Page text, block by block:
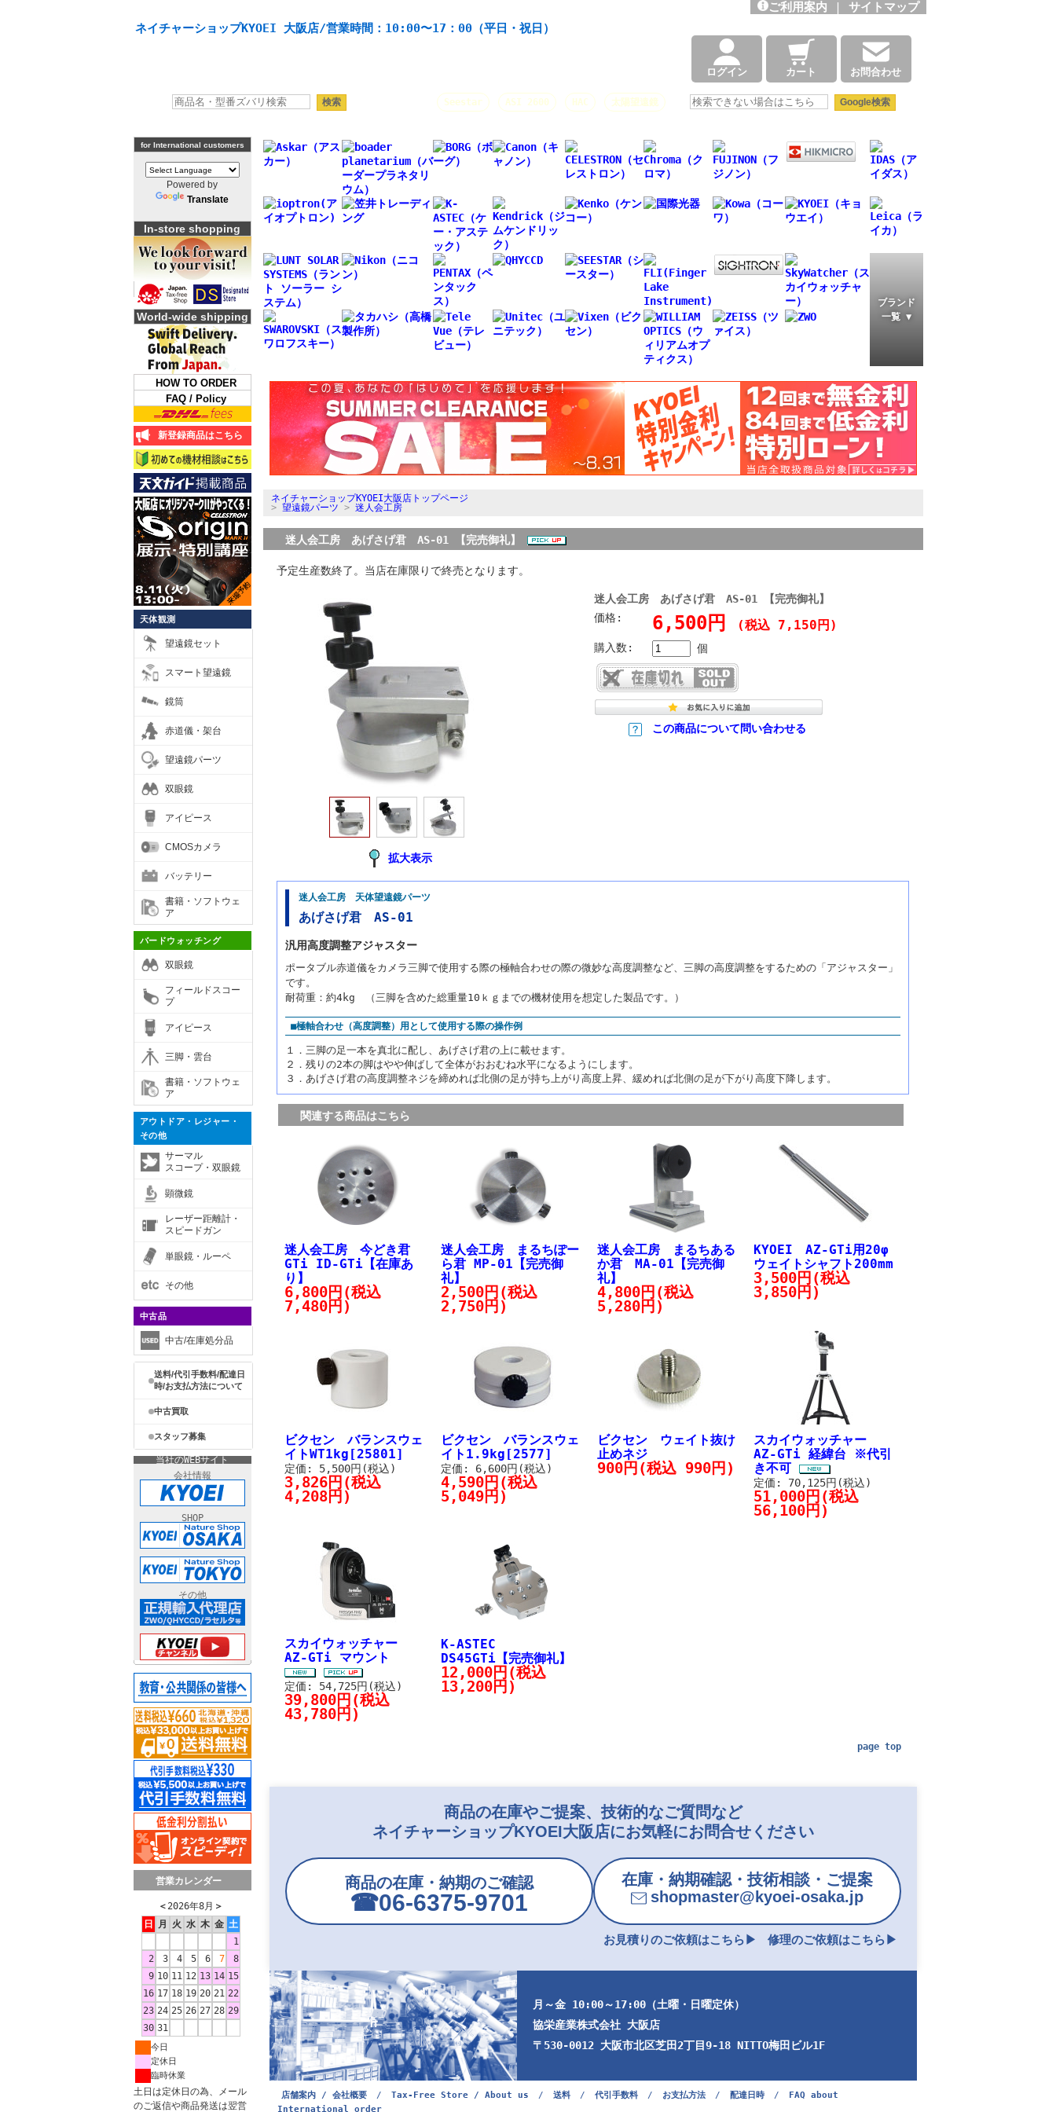
ネイチャーショップKYOEI 大阪店/営業時間：10:00〜17：00（平日・祝日）
ご利用案内 | サイトマップ
ログイン カート お問合わせ
Seestar ASI 2600 HAC 太陽望遠鏡
for International customers
Powered by
Translate
In-store shopping
World-wide shipping
HOW TO ORDER
FAQ / Policy
新登録商品はこちら
天体観測
望遠鏡セット
スマート望遠鏡
鏡筒
赤道儀・架台
望遠鏡パーツ
双眼鏡
アイピース
CMOSカメラ
バッテリー
書籍・ソフトウェ
ア
バードウォッチング
双眼鏡
フィールドスコー
プ
アイピース
三脚・雲台
書籍・ソフトウェ
ア
アウトドア・レジャー・
その他
サーマル
スコープ・双眼鏡
顕微鏡
レーザー距離計・
スピードガン
単眼鏡・ルーペ
その他
中古品
中古/在庫処分品
送料/代引手数料/配達日
時/お支払方法について
中古買取
スタッフ募集
当社のWEBサイト
会社情報
SHOP
その他
営業カレンダー
＜ 2026年8月 ＞
日
月 火 水 木 金 土
1
2
3 4 5 6 7
8
9 10 11 12 13 14 15
16 17 18 19 20 21 22
23 24 25 26 27 28 29
30 31
今日
定休日
臨時休業
土日は定休日の為、メール
のご返信や商品発送は翌営
ブランド
一覧 ▼
ネイチャーショップKYOEI大阪店トップページ
> 望遠鏡パーツ > 迷人会工房
迷人会工房 あげさげ君 AS-01 【完売御礼】
予定生産数終了。当店在庫限りで終売となります。
拡大表示
迷人会工房 あげさげ君 AS-01 【完売御礼】
価格:
6,500円 (税込 7,150円)
購入数: 個
この商品について問い合わせる
迷人会工房 天体望遠鏡パーツ
あげさげ君 AS-01
汎用高度調整アジャスター
ポータブル赤道儀をカメラ三脚で使用する際の極軸合わせの際の微妙な高度調整など、三脚の高度調整をするための「アジャスター」
です。
耐荷重：約4kg （三脚を含めた総重量10ｋｇまでの機材使用を想定した製品です。）
■極軸合わせ（高度調整）用として使用する際の操作例
１．三脚の足一本を真北に配し、あげさげ君の上に載せます。
２．残りの2本の脚はやや伸ばして全体がおおむね水平になるようにします。
３．あげさげ君の高度調整ネジを締めれば北側の足が持ち上がり高度上昇、緩めれば北側の足が下がり高度下降します。
関連する商品はこちら
迷人会工房 今どき君
GTi ID-GTi【在庫あ
り】
6,800円(税込
7,480円)
迷人会工房 まるちぽー
ら君 MP-01【完売御
礼】
2,500円(税込
2,750円)
迷人会工房 まるちある
か君 MA-01【完売御
礼】
4,800円(税込
5,280円)
KYOEI AZ-GTi用20φ
ウェイトシャフト200mm
3,500円(税込
3,850円)
ビクセン バランスウェ
イトWT1kg[25801]
定価: 5,500円(税込)
3,826円(税込
4,208円)
ビクセン バランスウェ
イト1.9kg[2577]
定価: 6,600円(税込)
4,590円(税込
5,049円)
ビクセン ウェイト抜け
止めネジ
900円(税込 990円)
スカイウォッチャー
AZ-GTi 経緯台 ※代引
き不可
定価: 70,125円(税込)
51,000円(税込
56,100円)
スカイウォッチャー
AZ-GTi マウント
定価: 54,725円(税込)
39,800円(税込
43,780円)
K-ASTEC
DS45GTi【完売御礼】
12,000円(税込
13,200円)
page top
商品の在庫やご提案、技術的なご質問など
ネイチャーショップKYOEI大阪店にお気軽にお問合せください
商品の在庫・納期のご確認
☎︎06-6375-9701
在庫・納期確認・技術相談・ご提案
shopmaster@kyoei-osaka.jp
お見積りのご依頼はこちら▶︎ 修理のご依頼はこちら▶︎
月～金 10:00～17:00（土曜・日曜定休）
協栄産業株式会社 大阪店
〒530-0012 大阪市北区芝田2丁目9-18 NITTO梅田ビル1F
店舗案内 / 会社概要 / Tax-Free Store / About us / 送料 / 代引手数料 / お支払方法 / 配達日時 /
FAQ about
International order